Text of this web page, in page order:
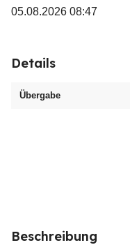
05.08.2026 08:47
Details
Übergabe
Beschreibung